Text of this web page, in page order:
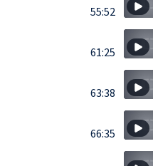
55:52
61:25
63:38
66:35